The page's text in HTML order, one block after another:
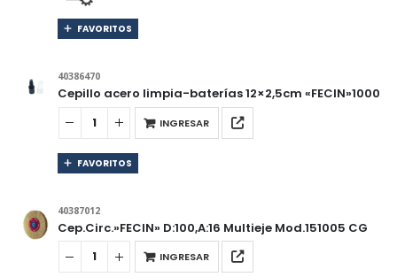
FAVORITOS
40386470
Cepillo acero limpia-baterías 12×2,5cm «FECIN»1000
INGRESAR
FAVORITOS
40387012
Cep.Circ.»FECIN» D:100,A:16 Multieje Mod.151005 CG
INGRESAR